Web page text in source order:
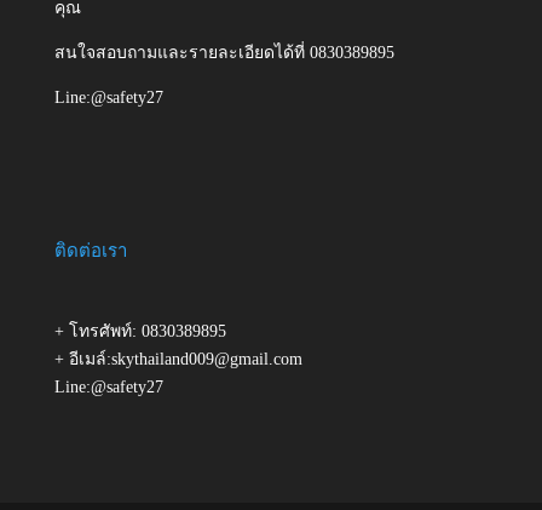
คุณ
สนใจสอบถามและรายละเอียดได้ที่ 0830389895
Line:@safety27
ติดต่อเรา
+ โทรศัพท์: 0830389895
+ อีเมล์:skythailand009@gmail.com
Line:@safety27